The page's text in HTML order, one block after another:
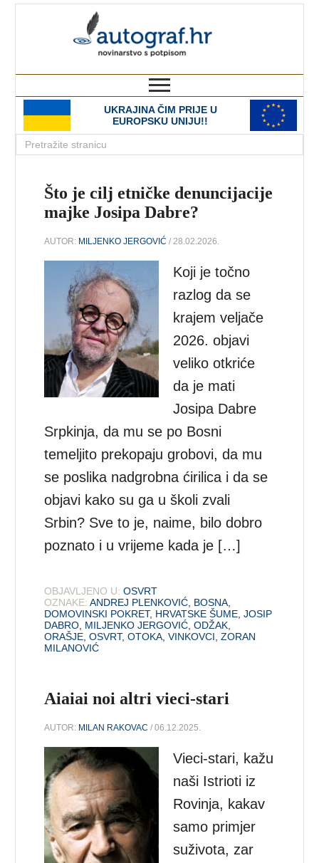
UKRAJINA ČIM PRIJE U
EUROPSKU UNIJU!!
Što je cilj etničke denuncijacije
majke Josipa Dabre?
AUTOR: MILJENKO JERGOVIĆ / 28.02.2026.
Koji je točno
razlog da se
krajem veljače
2026. objavi
veliko otkriće
da je mati
Josipa Dabre
Srpkinja, da mu se po Bosni
temeljito prekopaju grobovi, da mu
se poslika nadgrobna ćirilica i da se
objavi kako su ga u školi zvali
Srbin? Sve to je, naime, bilo dobro
poznato i u vrijeme kada je […]
OBJAVLJENO U: OSVRT
OZNAKE: ANDREJ PLENKOVIĆ BOSNA
DOMOVINSKI POKRET, HRVATSKE ŠUME ,JOSIP
DABRO MILJENKO JERGOVIĆ ,ODŽAK
ORAŠJE ,OSVRT,OTOKA ,VINKOVCI ,ZORAN
MILANOVIĆ
Aiaiai noi altri vieci-stari
AUTOR: MILAN RAKOVAC / 06.12.2025.
Vieci-stari, kažu
naši Istrioti iz
Rovinja, kakav
samo primjer
suživota, zar